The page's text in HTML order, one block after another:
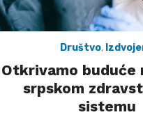
Društvo,
Otkrivamo buduće
srpskom
sistemu